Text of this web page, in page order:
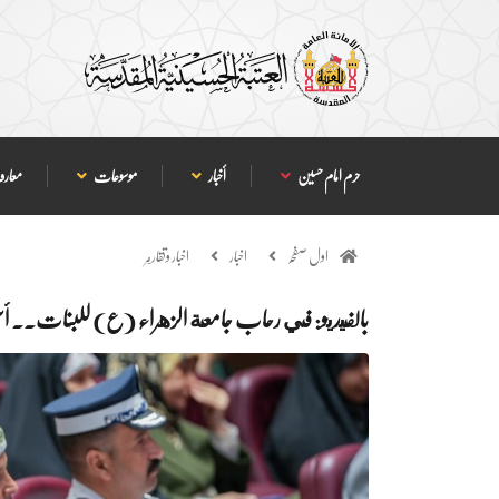
حرم امام حسین أخبار موسوعات
اول صفحہ اخبار اخبار وتقارير
بالفيديو: في رحاب جامعة الزهراء (ع) للبنات..